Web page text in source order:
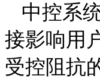
中控系
接影响用
受控阻抗